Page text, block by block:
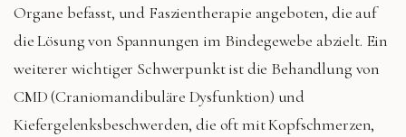
Organe befasst, und Faszientherapie angeboten, die auf
die Lösung von Spannungen im Bindegewebe abzielt. Ein
weiterer wichtiger Schwerpunkt ist die Behandlung von
CMD (Craniomandibuläre Dysfunktion) und
Kiefergelenksbeschwerden, die oft mit Kopfschmerzen,